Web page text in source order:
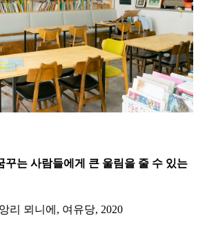
꾸는 사람들에게 큰 울림을 줄 수 있는
리 뫼니에, 여유당, 2020